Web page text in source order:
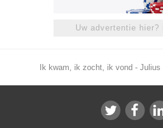
Uw advertentie hier?
Ik kwam, ik zocht, ik vond - Julius